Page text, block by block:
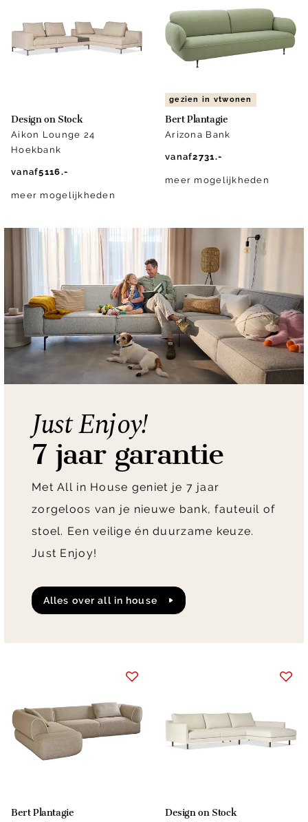
Design on Stock
Aikon Lounge 24
Hoekbank
vanaf5116.-
meer mogelijkheden
gezien in vtwonen
Bert Plantagie
Arizona Bank
vanaf2731.-
meer mogelijkheden
Bert Plantagie Design on Stock
Just Enjoy!
7 jaar garantie
Met All in House geniet je 7 jaar
zorgeloos van je nieuwe bank, fauteuil of
stoel. Een veilige én duurzame keuze.
Just Enjoy!
alles over all in house